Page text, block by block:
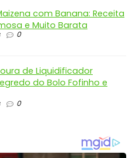
com Banana: Receita
e Muito Barata
0
de Liquidificador
do Bolo Fofinho e
0